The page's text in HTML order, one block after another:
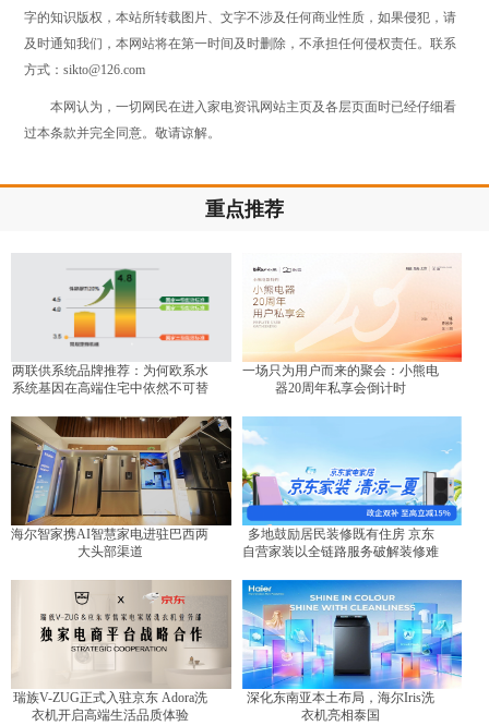
字的知识版权，本站所转载图片、文字不涉及任何商业性质，如果侵犯，请
及时通知我们，本网站将在第一时间及时删除，不承担任何侵权责任。联系
方式：sikto@126.com
本网认为，一切网民在进入家电资讯网站主页及各层页面时已经仔细看
过本条款并完全同意。敬请谅解。
重点推荐
两联供系统品牌推荐：为何欧系水
系统基因在高端住宅中依然不可替
一场只为用户而来的聚会：小熊电
器20周年私享会倒计时
海尔智家携AI智慧家电进驻巴西两
大头部渠道
多地鼓励居民装修既有住房 京东
自营家装以全链路服务破解装修难
瑞族V-ZUG正式入驻京东 Adora洗
衣机开启高端生活品质体验
深化东南亚本土布局，海尔Iris洗
衣机亮相泰国